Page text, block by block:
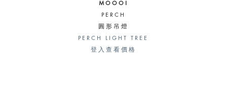
MOOOI
PERCH
圓形吊燈
PERCH LIGHT TREE
登入查看價格